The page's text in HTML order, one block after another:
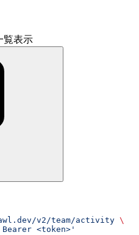
覧表示
v2/team/activity \
<token>'